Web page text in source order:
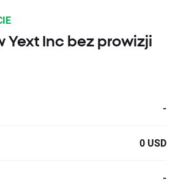
Yext Inc bez prowizji
-
0 USD
-